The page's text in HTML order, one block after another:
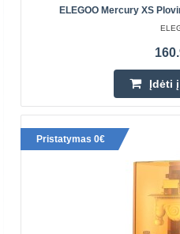
Creality Halot R6 3D
ELEGOO Mercury XS
Įdėti
Pristatymas 0€